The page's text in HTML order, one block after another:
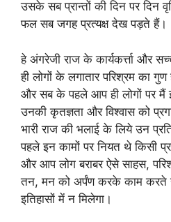
उसके सब प्रान्तों की दिन पर दिन
फल सब जगह प्रत्यक्ष देख पड़ते हैं।
हे अंगरेजी राज के कार्यकर्त्ता और
ही लोगों के लगातार परिश्रम का
और सब के पहले आप ही लोगों पर मैं
उनकी कृतज्ञता और विश्वास को
भारी राज की भलाई के लिये उन
पहले इन कामों पर नियत थे किसी
और आप लोग बराबर ऐसे साहस,
तन, मन को अर्पंण करके काम करते
इतिहासों में न मिलेगा।